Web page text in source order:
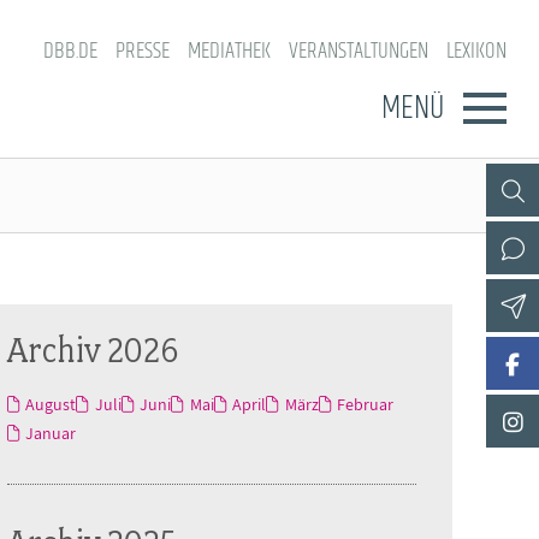
DBB.DE PRESSE MEDIATHEK VERANSTALTUNGEN LEXIKON
MENÜ
Archiv 2026
August Juli Juni Mai April März
Februar
Januar